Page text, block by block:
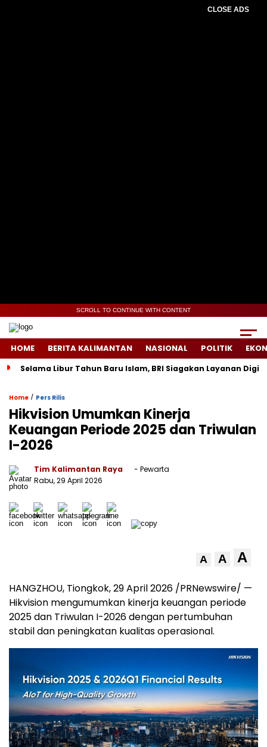
CLOSE ADS
SCROLL TO CONTINUE WITH CONTENT
HOME BERITA KALIMANTAN NASIONAL POLITIK
Selama Libur Tahun Baru Islam, BRI Siagakan Layanan
Home / Pers Rilis
Hikvision Umumkan Kinerja
Keuangan Periode 2025 dan Triwulan
I-2026
Tim Kalimantan Raya
- Pewarta
Rabu, 29 April 2026
A A A
HANGZHOU, Tiongkok, 29 April 2026 /PRNewswire/ —
Hikvision mengumumkan kinerja keuangan periode
2025 dan Triwulan I-2026 dengan pertumbuhan
stabil dan peningkatan kualitas operasional.